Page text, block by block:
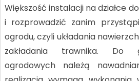
Większość instalacji na działce
i rozprowadzić zanim
ogrodu, czyli układania
zakładania trawnika. Do
ogrodowych należą